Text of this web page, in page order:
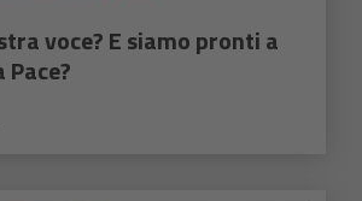
voce? E siamo pronti a